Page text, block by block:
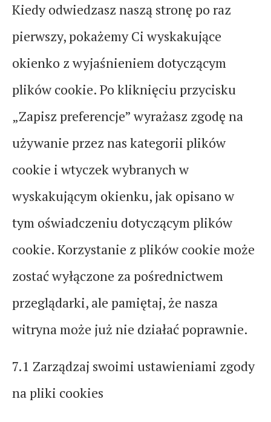
Kiedy odwiedzasz naszą stronę po raz
pierwszy, pokażemy Ci wyskakujące
okienko z wyjaśnieniem dotyczącym
plików cookie. Po kliknięciu przycisku
„Zapisz preferencje” wyrażasz zgodę na
używanie przez nas kategorii plików
cookie i wtyczek wybranych w
wyskakującym okienku, jak opisano w
tym oświadczeniu dotyczącym plików
cookie. Korzystanie z plików cookie może
zostać wyłączone za pośrednictwem
przeglądarki, ale pamiętaj, że nasza
witryna może już nie działać poprawnie.
7.1 Zarządzaj swoimi ustawieniami zgody
na pliki cookies